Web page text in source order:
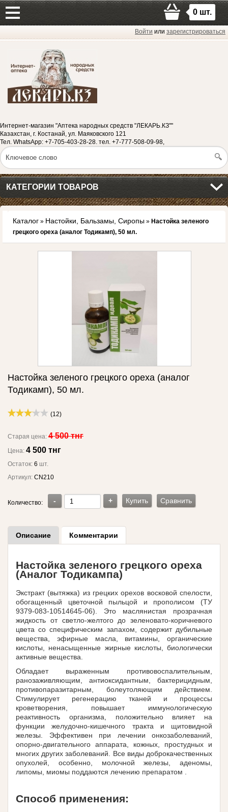
Войти или зарегистрироваться
Интернет-магазин "Аптека народных средств "ЛЕКАРЬ.КЗ""
Казахстан, г. Костанай, ул. Маяковского 121
Тел. WhatsApp: +7-705-403-28-28. тел. +7-777-508-09-98,
0 шт.
КАТЕГОРИИ ТОВАРОВ
Каталог » Настойки, Бальзамы, Сиропы » Настойка зеленого
грецкого ореха (аналог Тодикамп), 50 мл.
Настойка зеленого грецкого ореха (аналог
Тодикамп), 50 мл.
(12)
Старая цена: 4 500 тнг
Цена: 4 500 тнг
Остаток: 6 шт.
Артикул: CN210
Количество: +
- Купить Сравнить
Описание Комментарии
Настойка зеленого грецкого ореха
(Аналог Тодикампа)
Экстракт (вытяжка) из грецких орехов восковой спелости,
обогащенный цветочной пыльцой и прополисом (ТУ
9379-083-10514645-06). Это маслянистая прозрачная
жидкость от светло-желтого до зеленовато-коричневого
цвета со специфическим запахом, содержит дубильные
вещества, эфирные масла, витамины, органические
кислоты, ненасыщенные жирные кислоты, биологически
активные вещества.
Обладает выраженным противовоспалительным,
ранозаживляющим, антиоксидантным, бактерицидным,
противопаразитарным, болеутоляющим действием.
Стимулирует регенерацию тканей и процессы
кроветворения, повышает иммунологическую
реактивность организма, положительно влияет на
функции желудочно-кишечного тракта и щитовидной
железы. Эффективен при лечении онкозаболеваний,
опорно-двигательного аппарата, кожных, простудных и
многих других заболеваний. Все виды доброкачественных
опухолей, особенно, молочной железы, аденомы,
липомы, миомы поддаются лечению препаратом .
Способ применения: